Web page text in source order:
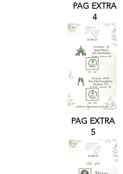
PAG EXTRA
4
PAG EXTRA
5